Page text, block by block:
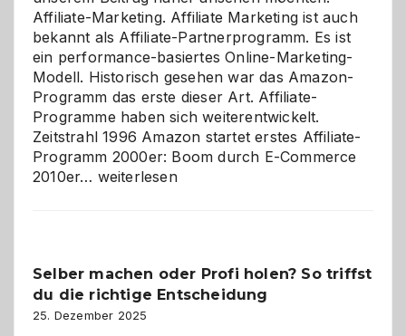
Affiliate-Marketing. Affiliate Marketing ist auch
bekannt als Affiliate-Partnerprogramm. Es ist
ein performance-basiertes Online-Marketing-
Modell. Historisch gesehen war das Amazon-
Programm das erste dieser Art. Affiliate-
Programme haben sich weiterentwickelt.
Zeitstrahl 1996 Amazon startet erstes Affiliate-
Programm 2000er: Boom durch E-Commerce
2010er… Affiliate-
Herausforderungen
und
Zukunft
weiterlesen
Selber machen oder Profi holen? So triffst
du die richtige Entscheidung
25. Dezember 2025